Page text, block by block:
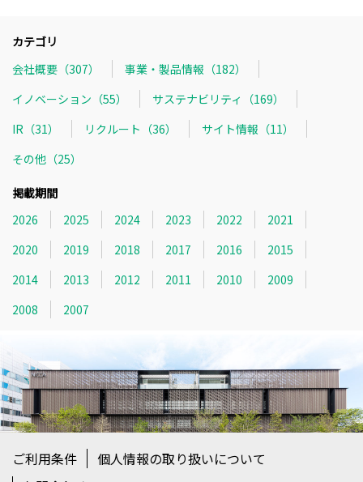
カテゴリ
会社概要（307）
事業・製品情報（182）
イノベーション（55）
サステナビリティ（169）
IR（31）
リクルート（36）
サイト情報（11）
その他（25）
掲載期間
2026
2025 2024 2023 2022
2021
2020
2019 2018 2017 2016
2015
2014
2013 2012 2011 2010
2009
2008
2007
ご利用条件
個人情報の取り扱いについて